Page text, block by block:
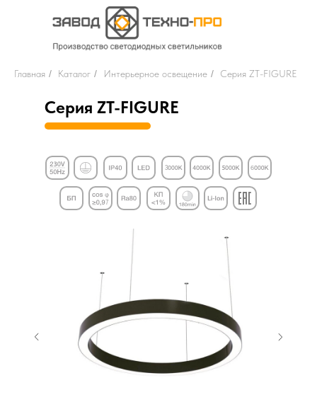
Главная / Каталог / Интерьерное освещение / Серия ZT-FIGURE
Серия ZT-FIGURE